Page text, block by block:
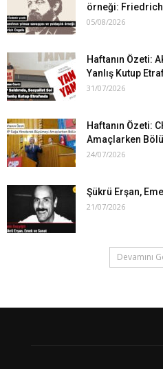
örneği:
05/08/2026
Haftanın Özeti:
Yanlış Kutup
31/07/2026
Haftanın Özeti:
Amaçlarken
24/07/2026
Şükrü Erşan,
21/07/2026
Devamını